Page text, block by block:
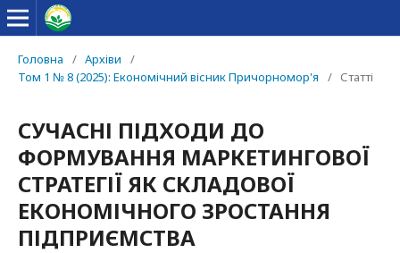
Головна / Архіви
/
Том 1 № 8 (2025): Економічний вісник Причорномор'я
/ Статті
СУЧАСНІ ПІДХОДИ ДО
ФОРМУВАННЯ МАРКЕТИНГОВОЇ
СТРАТЕГІЇ ЯК СКЛАДОВОЇ
ЕКОНОМІЧНОГО ЗРОСТАННЯ
ПІДПРИЄМСТВА